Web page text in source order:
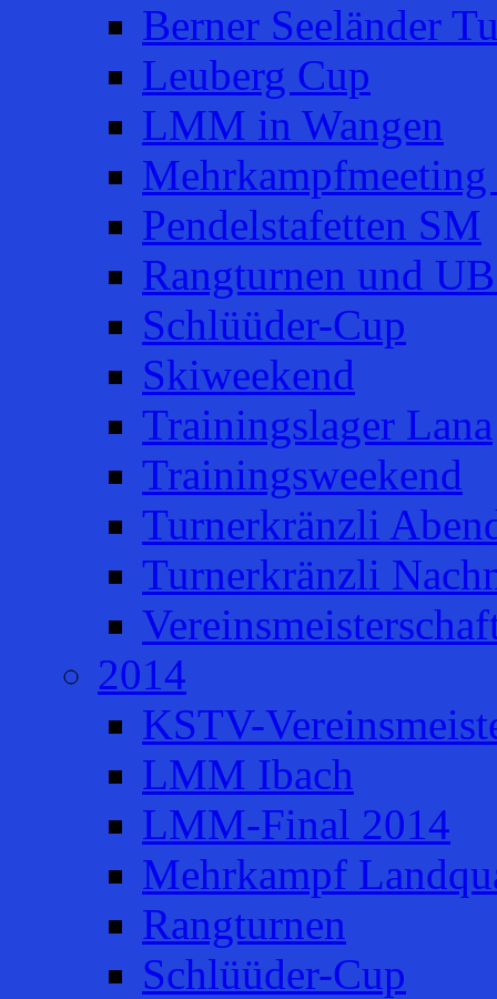
Berner Seeländer
Leuberg Cup
LMM in Wangen
Pendelstafetten SM
Rangturnen und
Schlüüder-Cup
Skiweekend
Trainingslager Lana
Trainingsweekend
Turnerkränzli
Turnerkränzli
2014
KSTV-
LMM Ibach
LMM-Final 2014
Mehrkampf
Rangturnen
Schlüüder-Cup